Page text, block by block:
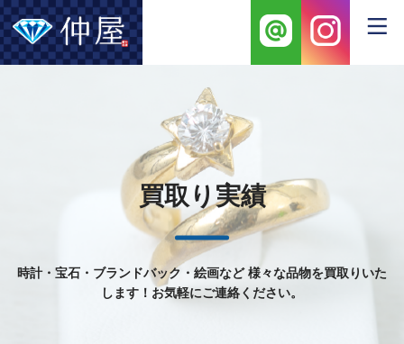
買取り実績
時計・宝石・ブランドバック・絵画など様々な品物を買取りいた
します！お気軽にご連絡ください。